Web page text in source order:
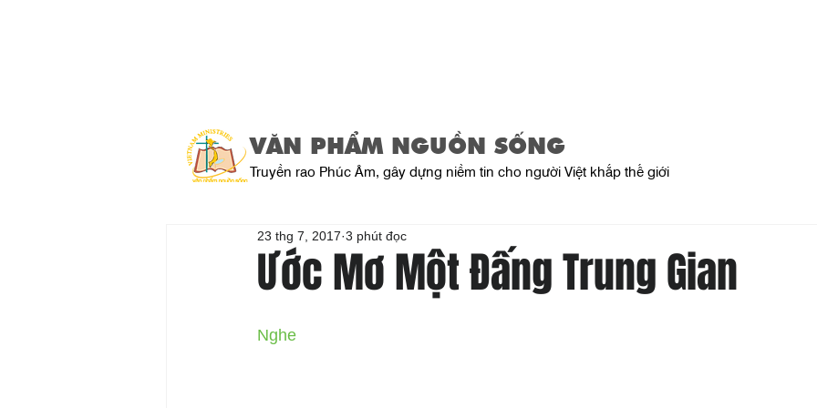
VĂN PHẨM NGUỒN SỐNG
Truyền rao Phúc Âm, gây dựng niềm tin cho người Việt khắp thế giới
Ước Mơ Một Đấng Trung Gian
23 thg 7, 2017 3 phút đọc
Nghe